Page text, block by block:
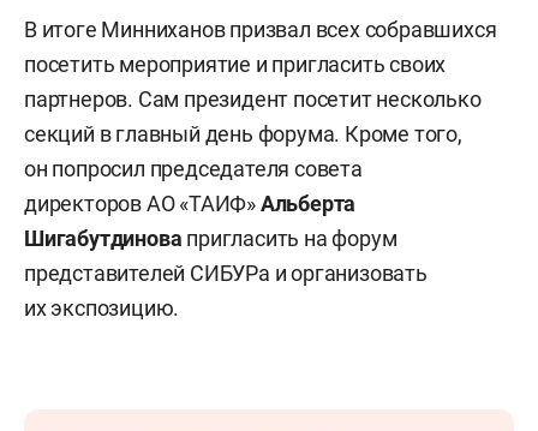
В итоге Минниханов призвал всех собравшихся
посетить мероприятие и пригласить своих
партнеров. Сам президент посетит несколько
секций в главный день форума. Кроме того,
он попросил председателя совета
директоров АО «ТАИФ»Альберта
Шигабутдинова пригласить на форум
представителей СИБУРа и организовать
их экспозицию.